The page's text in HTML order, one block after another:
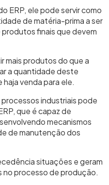
ERP, ele pode servir como
de matéria-prima a ser
finais que devem
mais produtos do que a
a quantidade deste
venda para ele.
industriaispode
que é capaz de
mecanismos
de manutenção dos
situações e geram
no processo de produção.